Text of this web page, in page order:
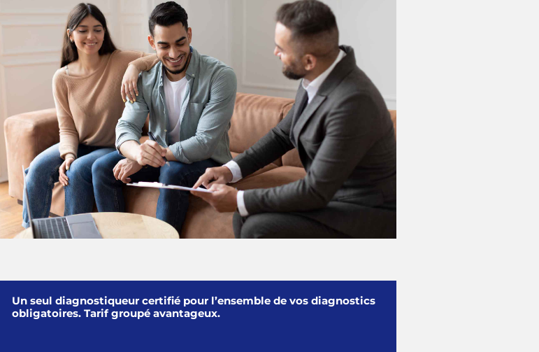
Un seul diagnostiqueur certifié pour l’ensemble de vos diagnostics
obligatoires. Tarif groupé avantageux.